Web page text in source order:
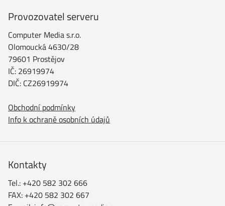
Provozovatel serveru
Computer Media s.r.o.
Olomoucká 4630/28
79601 Prostějov
IČ: 26919974
DIČ: CZ26919974
Obchodní podmínky
Info k ochraně osobních údajů
Kontakty
Tel.: +420 582 302 666
FAX: +420 582 302 667